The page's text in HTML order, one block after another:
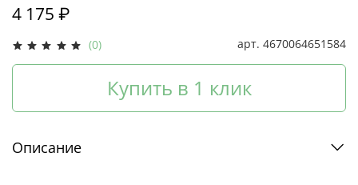
(0) арт. 4670064651584
4 175 ₽
Купить в 1 клик
Описание